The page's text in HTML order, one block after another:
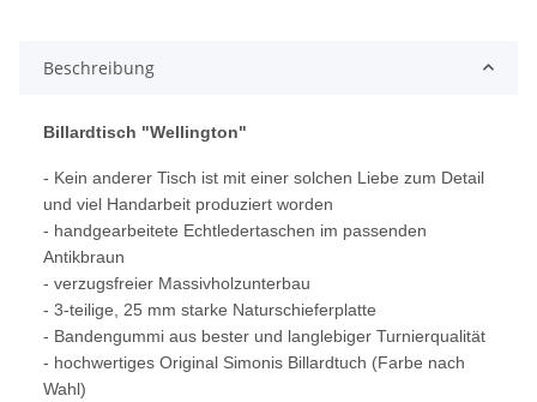
Beschreibung
Billardtisch "Wellington"
- Kein anderer Tisch ist mit einer solchen Liebe zum Detail
und viel Handarbeit produziert worden
- handgearbeitete Echtledertaschen im passenden
Antikbraun
- verzugsfreier Massivholzunterbau
- 3-teilige, 25 mm starke Naturschieferplatte
- Bandengummi aus bester und langlebiger Turnierqualität
- hochwertiges Original Simonis Billardtuch (Farbe nach
Wahl)